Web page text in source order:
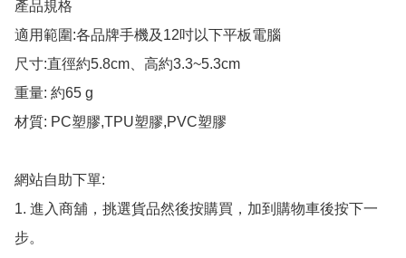
產品規格
適用範圍:各品牌手機及12吋以下平板電腦
尺寸:直徑約5.8cm、高約3.3~5.3cm
重量: 約65 g
材質: PC塑膠,TPU塑膠,PVC塑膠
網站自助下單:
1. 進入商舖，挑選貨品然後按購買，加到購物車後按下一
步。